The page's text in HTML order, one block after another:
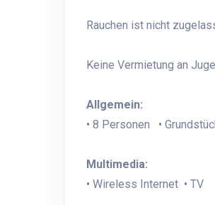
Rauchen ist nicht
Keine Vermietung an
Allgemein:
• 8 Personen •
Multimedia:
• Wireless Internet • TV